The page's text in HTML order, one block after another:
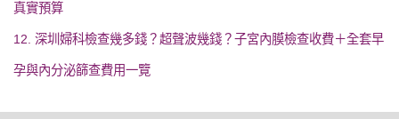
真實預算
12. 深圳婦科檢查幾多錢？超聲波幾錢？子宮內膜檢查收費＋全套早
孕與內分泌篩查費用一覽